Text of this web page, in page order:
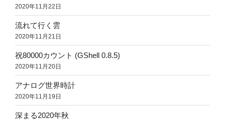
2020年11月22日
流れて行く雲
2020年11月21日
祝80000カウント (GShell 0.8.5)
2020年11月20日
アナログ世界時計
2020年11月19日
深まる2020年秋